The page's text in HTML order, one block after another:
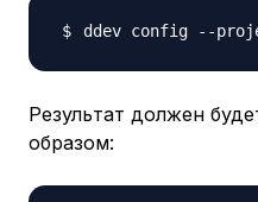
ddev config --
Результат должен
образом: